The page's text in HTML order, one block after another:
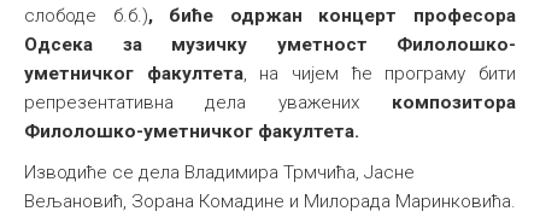
слободе б.б.), биће одржан концерт професора
Одсека за музичку уметност Филолошко-
уметничког факултета, на чијем ће програму бити
репрезентативна дела уважених композитора
Филолошко-уметничког факултета.
Изводиће се дела Владимира Трмчића, Јасне
Вељановић, Зорана Комадине и Милорада Маринковића.